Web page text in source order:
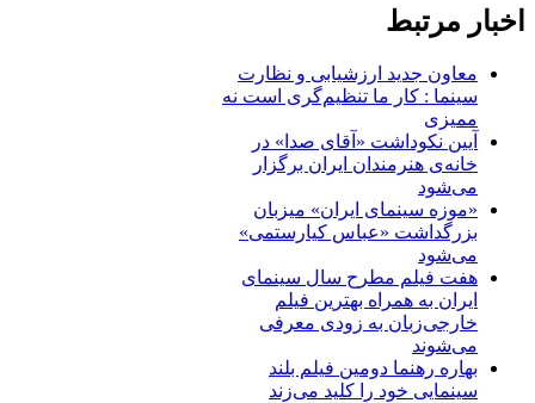
اخبار مرتبط
معاون جدید ارزشیابی و نظارت
سینما : کار ما تنظیم‌گری است نه
ممیزی
آیین نکوداشت «آقای صدا» در
خانه‌ی هنرمندان ایران برگزار
می‌شود
«موزه سینمای ایران» میزبان
بزرگداشت «عباس کیارستمی»
می‌شود
هفت فیلم مطرح سال سینمای
ایران به همراه بهترین فیلم
خارجی‌زبان به زودی معرفی
می‌شوند
بهاره رهنما دومین فیلم بلند
سینمایی خود را کلید می‌زند